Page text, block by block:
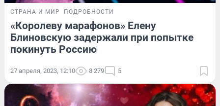
СТРАНА И МИР ПОДРОБНОСТИ
«Королеву марафонов» Елену
Блиновскую задержали при попытке
покинуть Россию
27 апреля, 2023, 12:10 8 279 5